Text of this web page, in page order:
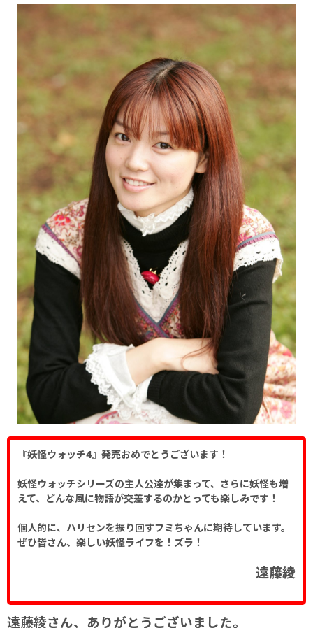
『妖怪ウォッチ4』発売おめでとうございます！
妖怪ウォッチシリーズの主人公達が集まって、さらに妖怪も増
えて、どんな風に物語が交差するのかとっても楽しみです！
個人的に、ハリセンを振り回すフミちゃんに期待しています。
ぜひ皆さん、楽しい妖怪ライフを！ズラ！
遠藤綾
遠藤綾さん、ありがとうございました。